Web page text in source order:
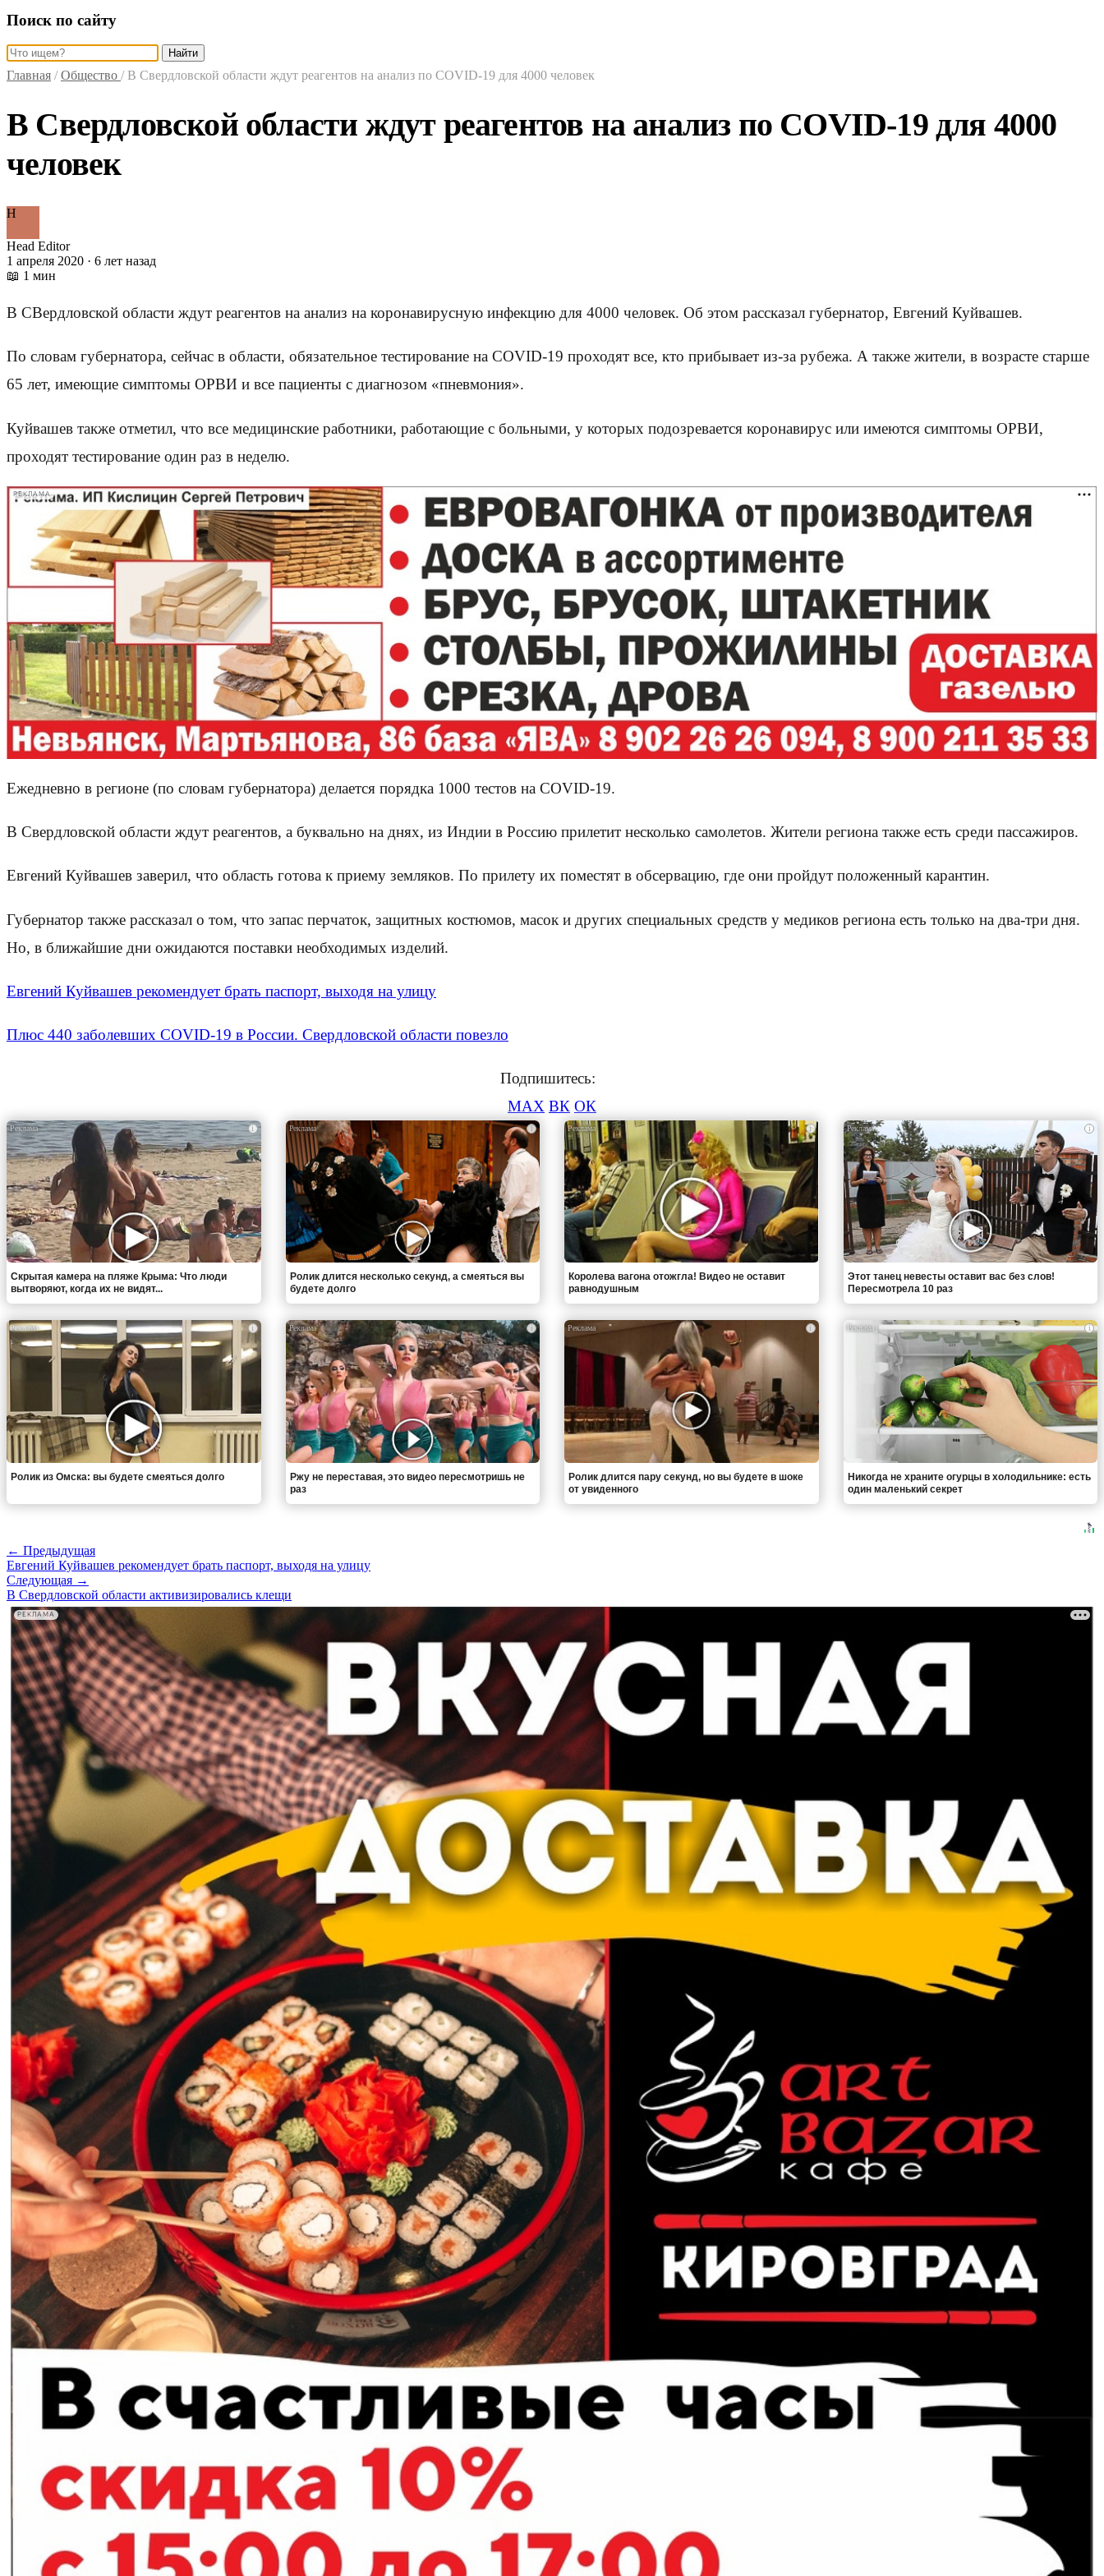
Поиск по сайту
Найти
Главная / Общество / В Свердловской области ждут реагентов на анализ по COVID-19 для 4000 человек
В Свердловской области ждут реагентов на анализ по COVID-19 для 4000
человек
H
Head Editor
1 апреля 2020 · 6 лет назад
📖 1 мин
В СВердловской области ждут реагентов на анализ на коронавирусную инфекцию для 4000 человек. Об этом рассказал губернатор, Евгений Куйвашев.
По словам губернатора, сейчас в области, обязательное тестирование на COVID-19 проходят все, кто прибывает из-за рубежа. А также жители, в возрасте старше
65 лет, имеющие симптомы ОРВИ и все пациенты с диагнозом «пневмония».
Куйвашев также отметил, что все медицинские работники, работающие с больными, у которых подозревается коронавирус или имеются симптомы ОРВИ,
проходят тестирование один раз в неделю.
РЕКЛАМА
Ежедневно в регионе (по словам губернатора) делается порядка 1000 тестов на COVID-19.
В Свердловской области ждут реагентов, а буквально на днях, из Индии в Россию прилетит несколько самолетов. Жители региона также есть среди пассажиров.
Евгений Куйвашев заверил, что область готова к приему земляков. По прилету их поместят в обсервацию, где они пройдут положенный карантин.
Губернатор также рассказал о том, что запас перчаток, защитных костюмов, масок и других специальных средств у медиков региона есть только на два-три дня.
Но, в ближайшие дни ожидаются поставки необходимых изделий.
Евгений Куйвашев рекомендует брать паспорт, выходя на улицу
Плюс 440 заболевших COVID-19 в России. Свердловской области повезло
Подпишитесь:
MAX ВК ОК
i
Скрытая камера на пляже Крыма: Что люди
вытворяют, когда их не видят...
i
Ролик длится несколько секунд, а смеяться вы
будете долго
i
Королева вагона отожгла! Видео не оставит
равнодушным
i
Этот танец невесты оставит вас без слов!
Пересмотрела 10 раз
i
Ролик из Омска: вы будете смеяться долго
i
Ржу не переставая, это видео пересмотришь не
раз
i
Ролик длится пару секунд, но вы будете в шоке
от увиденного
i
Никогда не храните огурцы в холодильнике: есть
один маленький секрет
← Предыдущая
Евгений Куйвашев рекомендует брать паспорт, выходя на улицу
Следующая →
В Свердловской области активизировались клещи
РЕКЛАМА